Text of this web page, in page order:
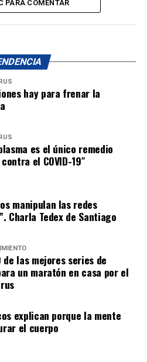
PARA COMENTAR
hay para frenar la
es el único remedio
el COVID-19″
manipulan las redes
Charla Tedex de Santiago
de las mejores series de
un maratón en casa por el
explican porque la mente
el cuerpo